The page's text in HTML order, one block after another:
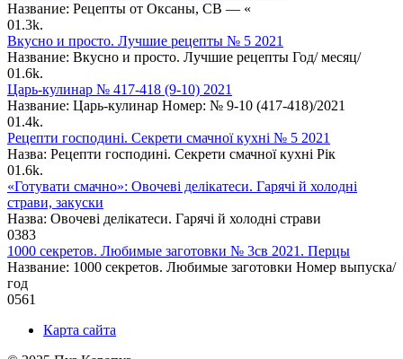
Название: Рецепты от Оксаны, CВ — «
01.3k.
Вкусно и просто. Лучшие рецепты № 5 2021
Название: Вкусно и просто. Лучшие рецепты Год/ месяц/
01.6k.
Царь-кулинар № 417-418 (9-10) 2021
Название: Царь-кулинар Номер: № 9-10 (417-418)/2021
01.4k.
Рецепти господині. Секрети смачної кухні № 5 2021
Назва: Рецепти господині. Секрети смачної кухні Рік
01.6k.
«Готувати смачно»: Овочеві делікатеси. Гарячі й холодні
страви, закуски
Назва: Овочеві делікатеси. Гарячі й холодні страви
0383
1000 секретов. Любимые заготовки № 3св 2021. Перцы
Название: 1000 секретов. Любимые заготовки Номер выпуска/
год
0561
Карта сайта